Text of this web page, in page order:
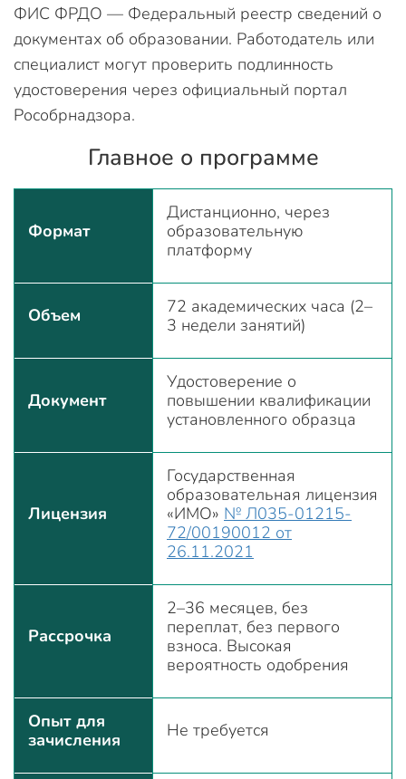
ФИС ФРДО — Федеральный реестр сведений о
документах об образовании. Работодатель или
специалист могут проверить подлинность
удостоверения через официальный портал
Рособрнадзора.
Главное о программе
Формат
Дистанционно, через
образовательную
платформу
Объем
72 академических часа (2–
3 недели занятий)
Документ
Удостоверение о
повышении квалификации
установленного образца
Лицензия
Государственная
образовательная лицензия
«ИМО» № Л035-01215-
72/00190012 от
26.11.2021
Рассрочка
2–36 месяцев, без
переплат, без первого
взноса. Высокая
вероятность одобрения
Опыт для
зачисления
Не требуется